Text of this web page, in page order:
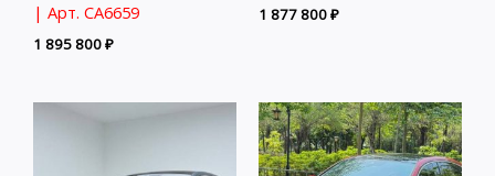
| Арт. CA6659
1 895 800₽
1 877 800₽